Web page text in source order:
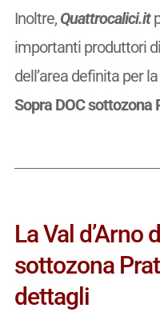
Inoltre, Quattrocalici.it
importanti produttori
dell’area definita per
Sopra DOC sottozona
La Val d’Arno
sottozona
dettagli